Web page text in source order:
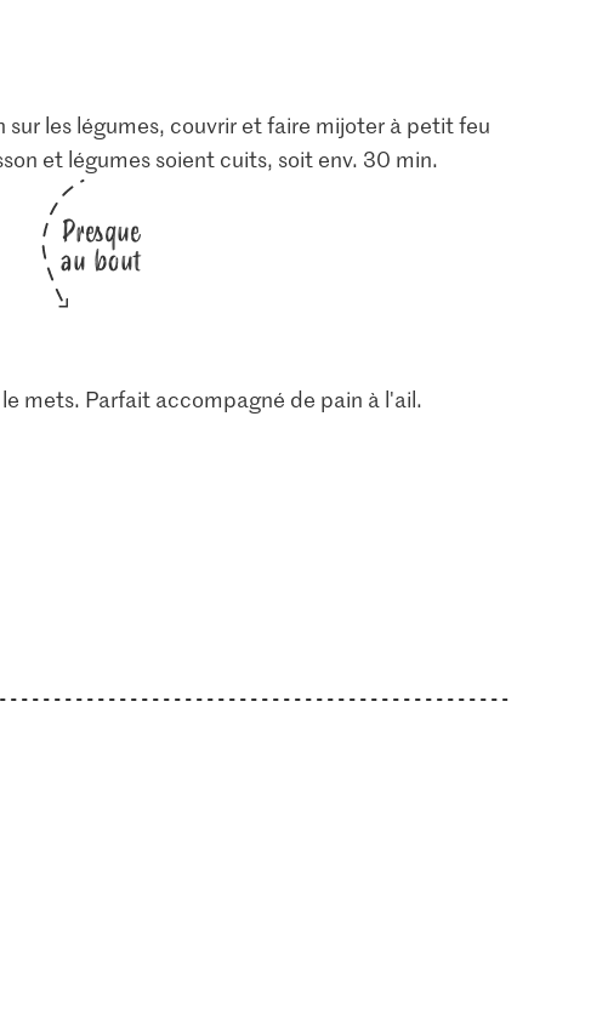
sur les légumes, couvrir et faire mijoter à petit feu
et légumes soient cuits, soit env. 30 min.
Presque
au bout
mets. Parfait accompagné de pain à l'ail.